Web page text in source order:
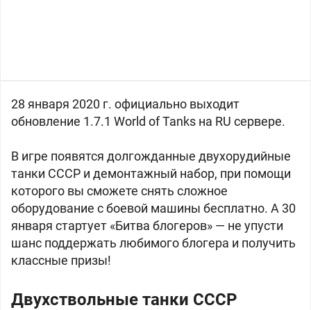
28 января 2020 г. официально выходит
обновление 1.7.1 World of Tanks на RU сервере.
В игре появятся долгожданные двухорудийные
танки СССР и демонтажный набор, при помощи
которого вы сможете снять сложное
оборудование с боевой машины бесплатно. А 30
января стартует «Битва блогеров» — не упусти
шанс поддержать любимого блогера и получить
классные призы!
Двухствольные танки СССР